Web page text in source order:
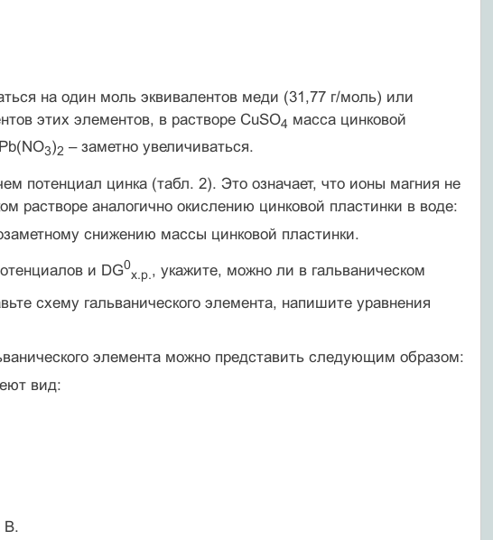
на один моль эквивалентов меди (31,77 г/моль) или
этих элементов, в растворе CuSO4 масса цинковой
3)2 – заметно увеличиваться.
потенциал цинка (табл. 2). Это означает, что ионы магния не
растворе аналогично окислению цинковой пластинки в воде:
снижению массы цинковой пластинки.
и DG0
х.р., укажите, можно ли в гальваническом
схему гальванического элемента, напишите уравнения
элемента можно представить следующим образом:
вид:
B.